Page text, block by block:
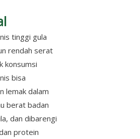
tinggi gula
rendah serat
konsumsi
bisa
lemak dalam
berat badan
dan dibarengi
protein